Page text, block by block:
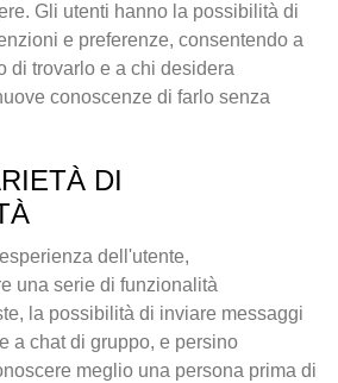
Gli utenti hanno la possibilità di
e preferenze, consentendo a
di trovarlo e a chi desidera
conoscenze di farlo senza
DI
dell'utente,
una serie di funzionalità
la possibilità di inviare messaggi
a chat di gruppo, e persino
meglio una persona prima di